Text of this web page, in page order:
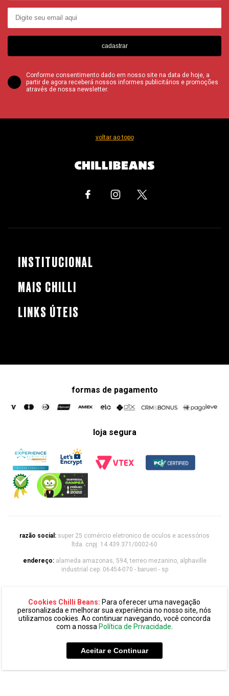
Cookies Chilli Beans: Para oferecer uma navegação
personalizada e melhorar sua experiência no nosso site, nós
utilizamos cookies. Ao continuar navegando, você concorda
com a nossa Política de Privacidade.
Aceitar e Continuar
cadastrar
Conforme consentimento dado em nosso site na data de hoje, a
partir de agora receberá nossos informes publicitários e promoções
através de nossa newsletter.
voltar ao topo
INSTITUCIONAL
MAIS CHILLI
LINKS ÚTEIS
formas de pagamento
loja segura
razão social: super 25 comércio eletronico de oculos e acessórios
ltda. cnpj: 14.439.371/0002-60
endereço: alameda amazonas, 594, terreo mezanino, alphaville
industrial cep: 06454-070 - barueri - sp
chilli beans 2020 | todos os direitos reservados